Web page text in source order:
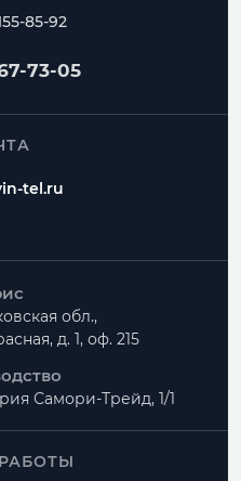
85-92
73-05
tel.ru
обл.,
д. 1, оф. 215
Самори-Трейд, 1/1